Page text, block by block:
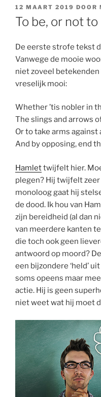
GEPLAATST
OP
12 MAART 2019 DOOR
To be, or not to
De eerste strofe tekst
Vanwege de mooie
niet zoveel
vreselijk mooi:
Whether ’tis nobler in
The slings and arrows
Or to take arms against
And by opposing, end
Hamlettwijfelt hier.
plegen? Hij twijfelt
monoloog gaat hij
de dood. Ik hou van
zijn bereidheid (al dan
van meerdere kanten
die toch ook geen
antwoord op moord?
een bijzondere ‘held’
soms opeens maar
actie. Hij is geen
niet weet wat hij moet